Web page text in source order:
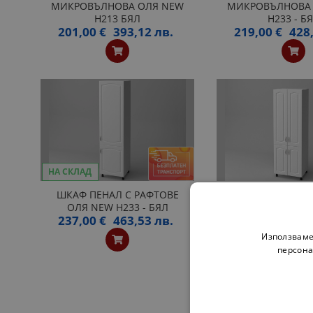
МИКРОВЪЛНОВА ОЛЯ NEW
H213 БЯЛ
201,00 € 393,12 лв.
МИКРОВЪЛНОВА
H233 -
219,00 €
НА СКЛАД
ШКАФ ПЕНАЛ С РАФТОВЕ
ОЛЯ NEW H233 - БЯЛ
237,00 € 463,53 лв.